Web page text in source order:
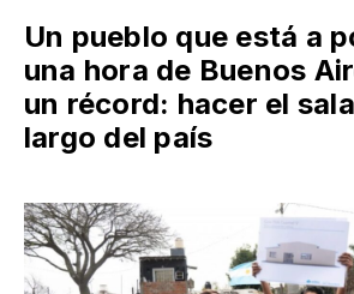
Un pueblo que está a
una hora de Buenos
un récord: hacer el
largo del país